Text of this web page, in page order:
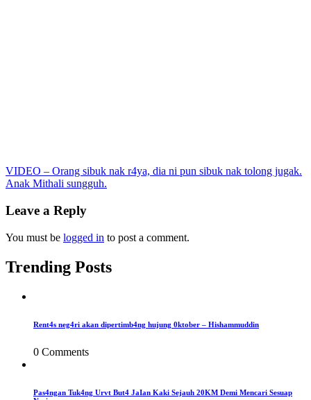
Post
navigation
VIDEO – Orang sibuk nak r4ya, dia ni pun sibuk nak tolong jugak.
Anak Mithali sungguh.
Leave a Reply
You must be logged in to post a comment.
Trending Posts
Rent4s neg4ri akan dipertimb4ng hujung 0ktober – Hishammuddin
0 Comments
Pas4ngan Tuk4ng Urvt But4 JaIan Kaki Sejauh 20KM Demi Mencari Sesuap